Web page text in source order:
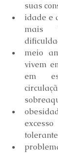
suas
idade e
mais
meio
vivem
em